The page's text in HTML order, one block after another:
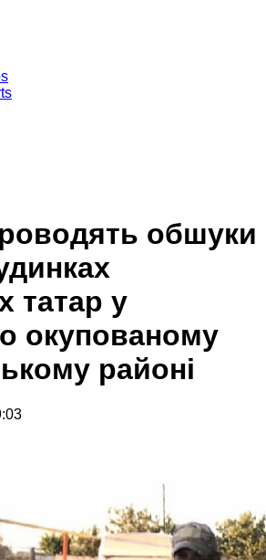
обшуки
татар у
окупованому
районі